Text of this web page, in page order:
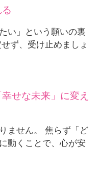
い」という願いの裏
ず、受け止めましょ
せな未来」に変え
ません。 焦らず「ど
動くことで、心が安